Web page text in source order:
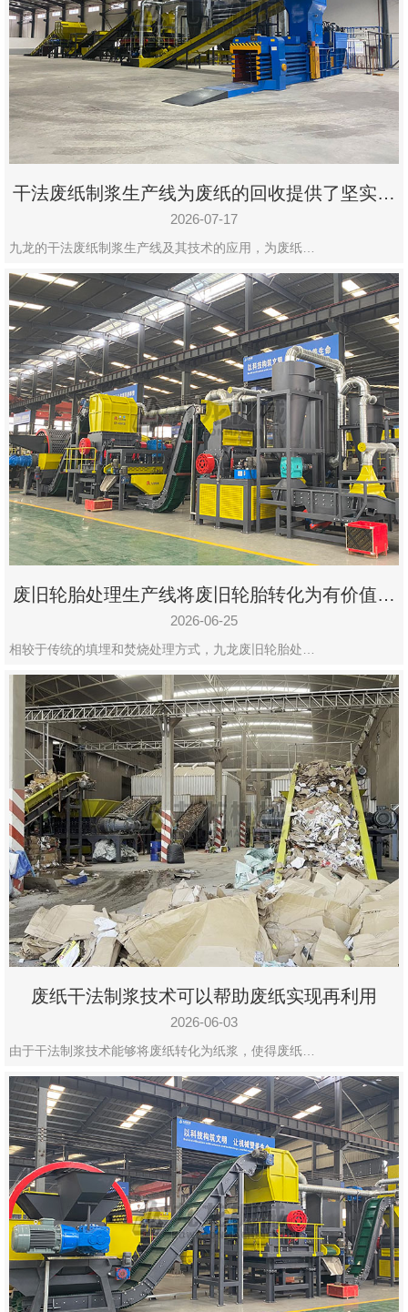
ICP
备
19020390
号-1
干法废纸制浆生产线为废纸的回收提供了坚实的
保障
2026-07-17
九龙的干法废纸制浆生产线及其技术的应用，为废纸…
废旧轮胎处理生产线将废旧轮胎转化为有价值的
资源
2026-06-25
相较于传统的填埋和焚烧处理方式，九龙废旧轮胎处…
废纸干法制浆技术可以帮助废纸实现再利用
2026-06-03
由于干法制浆技术能够将废纸转化为纸浆，使得废纸…